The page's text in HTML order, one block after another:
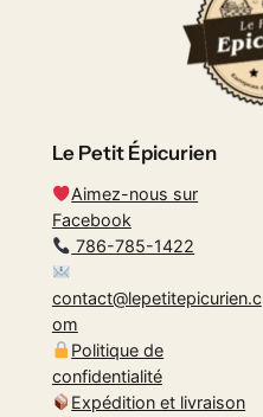
Le Petit Épicurien
Aimez-nous sur
Facebook
786-785-1422
contact@lepetitepicurien.c
om
Politique de
confidentialité
Expédition et livraison